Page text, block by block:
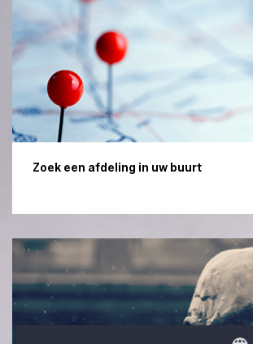
Zoek een afdeling in uw buurt